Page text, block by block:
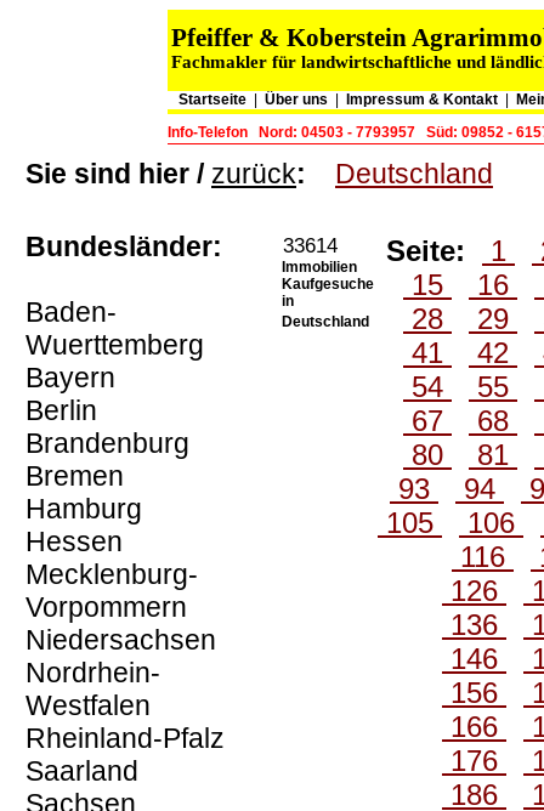
Pfeiffer & Koberstein
Fachmakler für landwirtschaftliche und
Startseite Über uns Impressum & Kontakt
Info-Telefon
Nord: 04503 - 7793957 Süd: 09852 -
Sie sind hier / zurück: Deutschland
Bundesländer:
Baden-
Wuerttemberg
Bayern
Berlin
Brandenburg
Bremen
Hamburg
Hessen
Mecklenburg-
Vorpommern
Niedersachsen
Nordrhein-
Westfalen
Rheinland-Pfalz
Saarland
Sachsen
33614
Immobilien
Kaufgesuche
in
Deutschland
Seite: 1
15
16
28
29
41
42
54
55
67
68
80
81
93
94
105
106
116
126
136
146
156
166
176
186